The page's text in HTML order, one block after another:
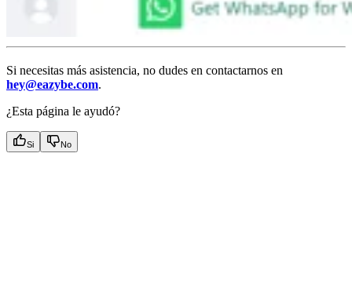
Si necesitas más asistencia, no dudes en contactarnos en
hey@eazybe.com.
¿Esta página le ayudó?
Si No